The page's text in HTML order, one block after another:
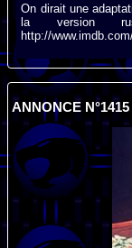
On dirait une
la version
http://
ANNONCE